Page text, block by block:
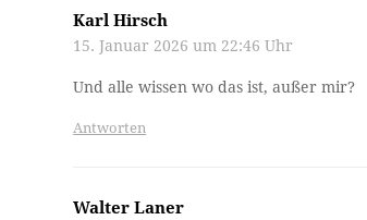
Karl Hirsch
15. Januar 2026 um 22:46 Uhr
Und alle wissen wo das ist, außer mir?
Antworten
Walter Laner